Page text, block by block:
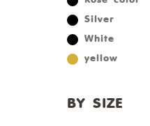
Silver
White
yellow
BY SIZE